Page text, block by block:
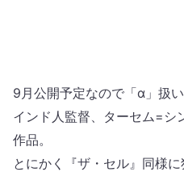
9月公開予定なので「α」扱い
インド人監督、ターセム=シ
作品。
とにかく『ザ・セル』同様